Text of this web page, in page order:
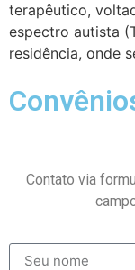
terapêutico,
espectro autista
residência, onde
Contato via